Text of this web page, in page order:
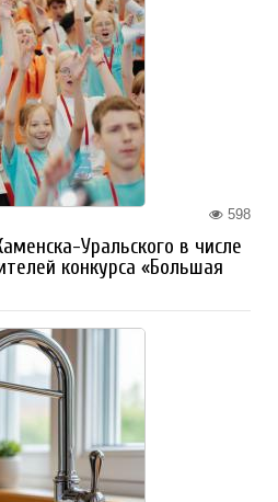
598
Уральского в числе
конкурса «Большая